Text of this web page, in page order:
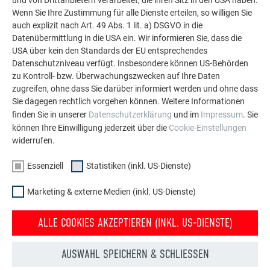
PREFA Aluminiumlösungen für Dach, Solar und
Fassade.
MEHR REFERENZEN ANSEHEN
Wenn Sie Ihre Zustimmung für alle Dienste erteilen, so willigen Sie
auch explizit nach Art. 49 Abs. 1 lit. a) DSGVO in die
Datenübermittlung in die USA ein. Wir informieren Sie, dass die
USA über kein den Standards der EU entsprechendes
Datenschutzniveau verfügt. Insbesondere können US-Behörden
zu Kontroll- bzw. Überwachungszwecken auf Ihre Daten
zugreifen, ohne dass Sie darüber informiert werden und ohne dass
Sie dagegen rechtlich vorgehen können. Weitere Informationen
finden Sie in unserer Datenschutzerklärung und im Impressum. Sie
können Ihre Einwilligung jederzeit über die Cookie-Einstellungen
widerrufen.
Essenziell Statistiken (inkl. US-Dienste)
Marketing & externe Medien (inkl. US-Dienste)
ALLE COOKIES AKZEPTIEREN (INKL. US-DIENSTE)
AUSWAHL SPEICHERN & SCHLIESSEN